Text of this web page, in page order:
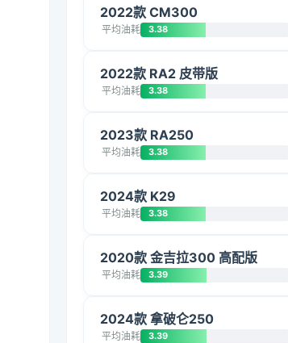
2022款 CM300
平均油耗 3.38
2022款 RA2 皮带版
平均油耗 3.38
2023款 RA250
平均油耗 3.38
2024款 K29
平均油耗 3.38
2020款 金吉拉300 高配版
平均油耗 3.39
2024款 拿破仑250
平均油耗 3.39